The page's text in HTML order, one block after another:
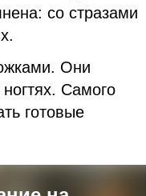
со стразами
Они
Самого
готовые